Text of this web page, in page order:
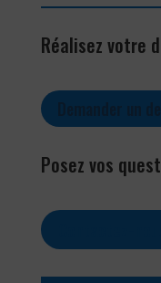
Réalisez votre
Posez vos